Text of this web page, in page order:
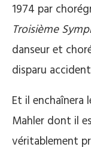
1974 par
Troisième
danseur et
disparu
Et il enchaînera
Mahler dont il
véritablement